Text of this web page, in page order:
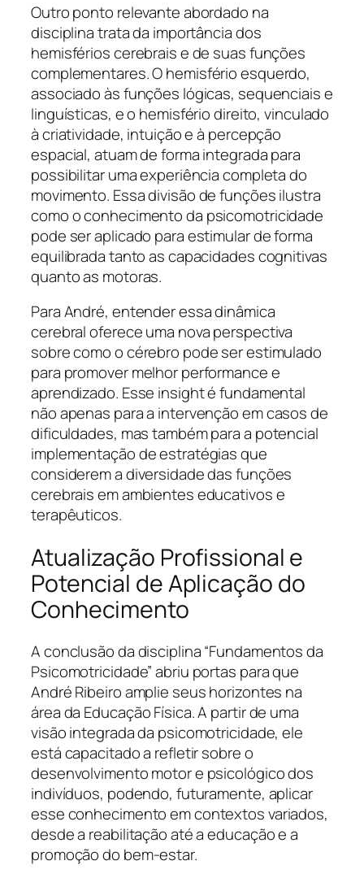
Outro ponto relevante abordado na
disciplina trata da importância dos
hemisférios cerebrais e de suas funções
complementares. O hemisfério esquerdo,
associado às funções lógicas, sequenciais e
linguísticas, e o hemisfério direito, vinculado
à criatividade, intuição e à percepção
espacial, atuam de forma integrada para
possibilitar uma experiência completa do
movimento. Essa divisão de funções ilustra
como o conhecimento da psicomotricidade
pode ser aplicado para estimular de forma
equilibrada tanto as capacidades cognitivas
quanto as motoras.
Para André, entender essa dinâmica
cerebral oferece uma nova perspectiva
sobre como o cérebro pode ser estimulado
para promover melhor performance e
aprendizado. Esse insight é fundamental
não apenas para a intervenção em casos de
dificuldades, mas também para a potencial
implementação de estratégias que
considerem a diversidade das funções
cerebrais em ambientes educativos e
terapêuticos.
Atualização Profissional e
Potencial de Aplicação do
Conhecimento
A conclusão da disciplina “Fundamentos da
Psicomotricidade” abriu portas para que
André Ribeiro amplie seus horizontes na
área da Educação Física. A partir de uma
visão integrada da psicomotricidade, ele
está capacitado a refletir sobre o
desenvolvimento motor e psicológico dos
indivíduos, podendo, futuramente, aplicar
esse conhecimento em contextos variados,
desde a reabilitação até a educação e a
promoção do bem-estar.